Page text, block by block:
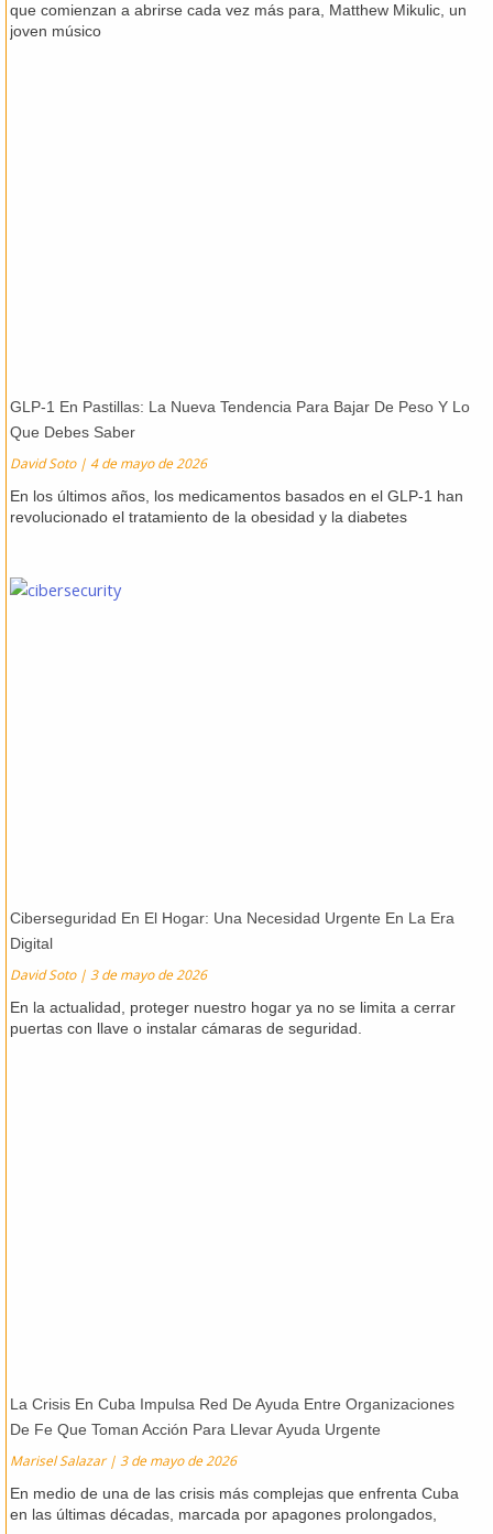
que comienzan a abrirse cada vez más para, Matthew Mikulic, un
joven músico
GLP-1 En Pastillas: La Nueva Tendencia Para Bajar De Peso Y Lo
Que Debes Saber
David Soto 4 de mayo de 2026
En los últimos años, los medicamentos basados en el GLP-1 han
revolucionado el tratamiento de la obesidad y la diabetes
Ciberseguridad En El Hogar: Una Necesidad Urgente En La Era
Digital
David Soto 3 de mayo de 2026
En la actualidad, proteger nuestro hogar ya no se limita a cerrar
puertas con llave o instalar cámaras de seguridad.
La Crisis En Cuba Impulsa Red De Ayuda Entre Organizaciones
De Fe Que Toman Acción Para Llevar Ayuda Urgente
Marisel Salazar 3 de mayo de 2026
En medio de una de las crisis más complejas que enfrenta Cuba
en las últimas décadas, marcada por apagones prolongados,